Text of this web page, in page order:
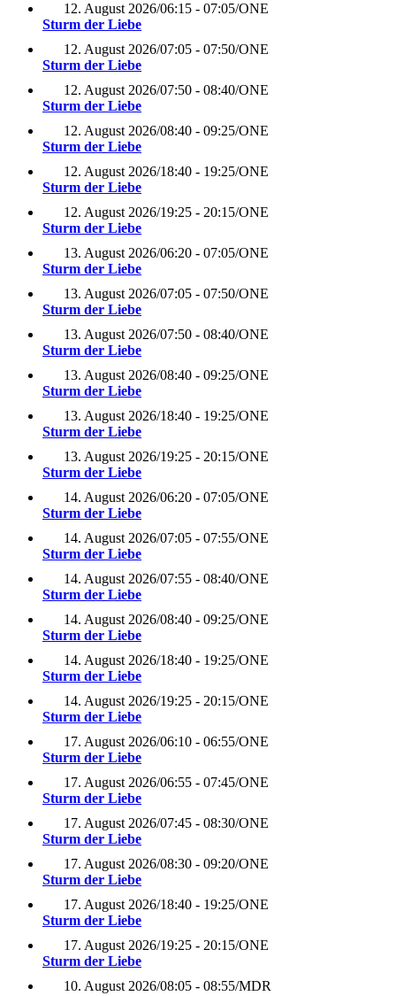
12. August 2026/06:15 - 07:05/ONE
Sturm der Liebe
12. August 2026/07:05 - 07:50/ONE
Sturm der Liebe
12. August 2026/07:50 - 08:40/ONE
Sturm der Liebe
12. August 2026/08:40 - 09:25/ONE
Sturm der Liebe
12. August 2026/18:40 - 19:25/ONE
Sturm der Liebe
12. August 2026/19:25 - 20:15/ONE
Sturm der Liebe
13. August 2026/06:20 - 07:05/ONE
Sturm der Liebe
13. August 2026/07:05 - 07:50/ONE
Sturm der Liebe
13. August 2026/07:50 - 08:40/ONE
Sturm der Liebe
13. August 2026/08:40 - 09:25/ONE
Sturm der Liebe
13. August 2026/18:40 - 19:25/ONE
Sturm der Liebe
13. August 2026/19:25 - 20:15/ONE
Sturm der Liebe
14. August 2026/06:20 - 07:05/ONE
Sturm der Liebe
14. August 2026/07:05 - 07:55/ONE
Sturm der Liebe
14. August 2026/07:55 - 08:40/ONE
Sturm der Liebe
14. August 2026/08:40 - 09:25/ONE
Sturm der Liebe
14. August 2026/18:40 - 19:25/ONE
Sturm der Liebe
14. August 2026/19:25 - 20:15/ONE
Sturm der Liebe
17. August 2026/06:10 - 06:55/ONE
Sturm der Liebe
17. August 2026/06:55 - 07:45/ONE
Sturm der Liebe
17. August 2026/07:45 - 08:30/ONE
Sturm der Liebe
17. August 2026/08:30 - 09:20/ONE
Sturm der Liebe
17. August 2026/18:40 - 19:25/ONE
Sturm der Liebe
17. August 2026/19:25 - 20:15/ONE
Sturm der Liebe
10. August 2026/08:05 - 08:55/MDR